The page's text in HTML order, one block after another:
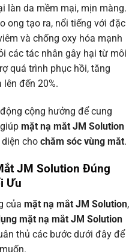
làn da mềm mại, mịn màng.
ong tạo ra, nổi tiếng với đặc
và chống oxy hóa mạnh
các tác nhân gây hại từ môi
quá trình phục hồi, tăng
đến 20%.
cộng hưởng để cung
mặt nạ mắt JM Solution
cho chăm sóc vùng mắt.
JM Solution Đúng
Ưu
của mặt nạ mắt JM Solution,
mặt nạ mắt JM Solution
thủ các bước dưới đây để